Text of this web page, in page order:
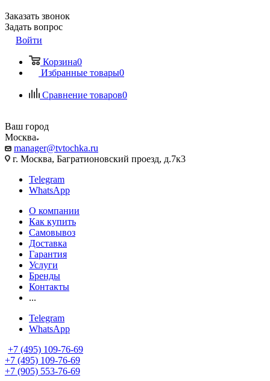
Заказать звонок
Задать вопрос
Войти
Корзина0
Избранные товары0
Сравнение товаров0
Ваш город
Москва
manager@tvtochka.ru
г. Москва, Багратионовский проезд, д.7к3
Telegram
WhatsApp
О компании
Как купить
Самовывоз
Доставка
Гарантия
Услуги
Бренды
Контакты
...
Telegram
WhatsApp
+7 (495) 109-76-69
+7 (495) 109-76-69
+7 (905) 553-76-69